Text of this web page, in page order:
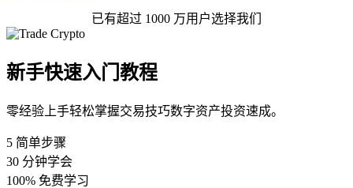
已有超过 1000 万用户选择我们
新手快速入门教程
零经验上手轻松掌握交易技巧数字资产投资速成。
5 简单步骤
30 分钟学会
100% 免费学习